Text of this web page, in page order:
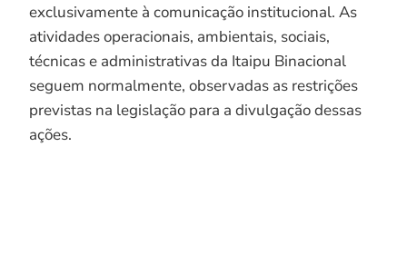
exclusivamente à comunicação institucional. As
atividades operacionais, ambientais, sociais,
técnicas e administrativas da Itaipu Binacional
seguem normalmente, observadas as restrições
previstas na legislação para a divulgação dessas
ações.